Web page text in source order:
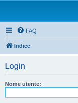
FAQ
Indice
Login
Nome utente: